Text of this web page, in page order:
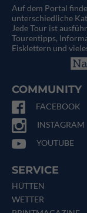
Auf dem Portal
unterschiedliche
Jede Tour ist
Tourentipps,
Eisklettern und
COMMUNITY
FACEBOOK
INSTAGRAM
YOUTUBE
SERVICE
HÜTTEN
WETTER